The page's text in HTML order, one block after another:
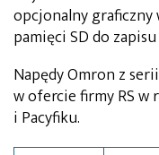
opcjonalny graficzny
pamięci SD do
Napędy Omron z
w ofercie firmy RS w
i Pacyfiku.